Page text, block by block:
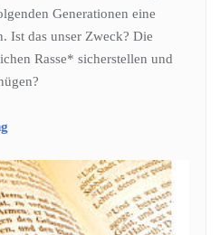
Generationen eine
Ist das unser Zweck? Die
Rasse* sicherstellen und